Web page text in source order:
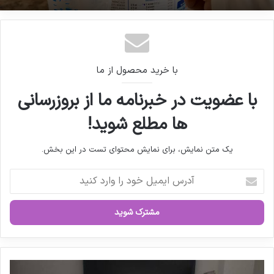
پیشنهاد وزارت بهداشت برای پرداخت یارانه
شیرخشک به خانواده ها
با خرید محصول از ما
با عضویت در خبرنامه ما از بروزرسانی
ها مطلع شوید!
یک متن نمایش، برای نمایش محتوای تست در این بخش.
ر
ا
ی
م